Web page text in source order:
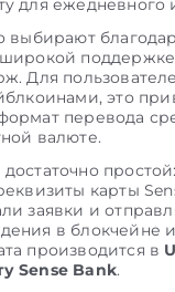
для ежедневного
выбирают
Для
это
перевода
валюте.
карты
заявки и
в блокчейне
производится в
Sense Bank.